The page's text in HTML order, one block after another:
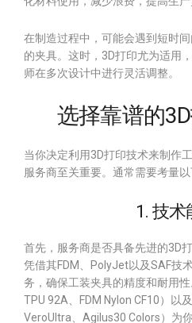
在制造过程中，可能会遇到短时
的夹具。这时，3D打印尤为适用
师在多次设计中进行灵活调整。
选择靠谱的
当你决定利用3D打印技术来制作
服务商至关重要。通常需要考量以
1. 技术
首先，服务商是否具备先进的3D
凭借其FDM、PolyJet以及SAF技
务，确保工装夹具的精度和耐用
TPU 92A、FDM Nylon CF10）以
VeroUltra、Agilus30 Colors）为